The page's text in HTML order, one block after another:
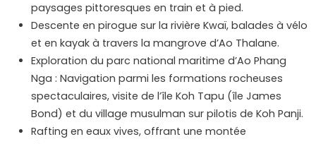
paysages pittoresques en train et à pied.
Descente en pirogue sur la rivière Kwaï, balades à vélo
et en kayak à travers la mangrove d’Ao Thalane.
Exploration du parc national maritime d’Ao Phang
Nga : Navigation parmi les formations rocheuses
spectaculaires, visite de l’île Koh Tapu (île James
Bond) et du village musulman sur pilotis de Koh Panji.
Rafting en eaux vives, offrant une montée